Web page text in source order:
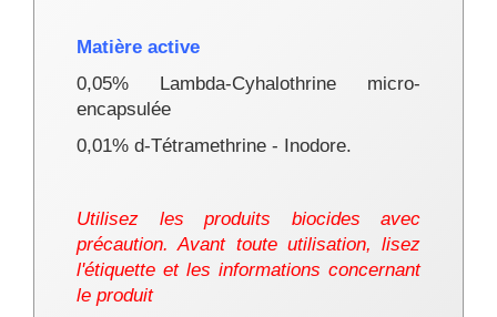
Matière active
0,05% Lambda-Cyhalothrine micro-
encapsulée
0,01% d-Tétramethrine - Inodore.
Utilisez les produits biocides avec
précaution. Avant toute utilisation, lisez
l'étiquette et les informations concernant
le produit